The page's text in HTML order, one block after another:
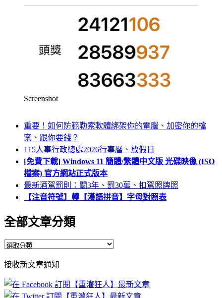
Screenshot
重要！如何防範勒索軟體綁架你的電腦、加密你的檔
案、跟你要錢？
115人事行政總處2026行事曆、放假日
[免費下載] Windows 11 簡體/繁體中文版 光碟映像 (ISO
檔案) 官方網站正式版本
最新酒駕罰則：關3年、罰30萬、扣駕照牌照
【注音符號】轉【漢語拼音】字母對照表
全部文章分類
全
文
章
分
接收新文章通知